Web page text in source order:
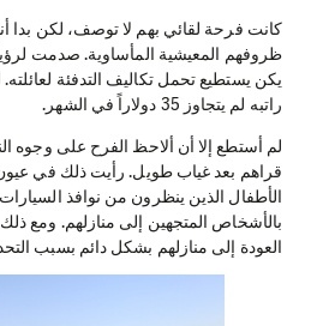
كانت فرحة لقائي بهم لا توصف، لكن بدا
ظروفهم المعيشية المأساوية. صدمت
يكن يستطيع تحمل تكاليف التدفئة
راتبه لم يتجاوز 35 دولاراً في الشهر.
لم أستطع إلا أن ألاحظ الفرح على وجوه
قراهم بعد غياب طويل. رأيت ذلك في
الأطفال الذين ينظرون من نوافذ
بالأشخاص المتجهين إلى منازلهم. ومع
العودة إلى منازلهم بشكل دائم بسبب